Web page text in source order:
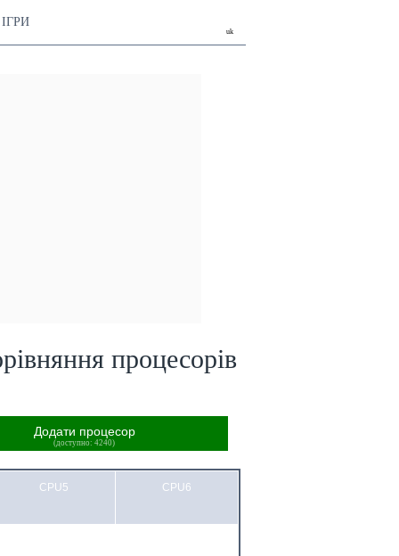
uk
ІГРИ
процесорів
Додати процесор
(доступно: 4240)
CPU5 CPU6